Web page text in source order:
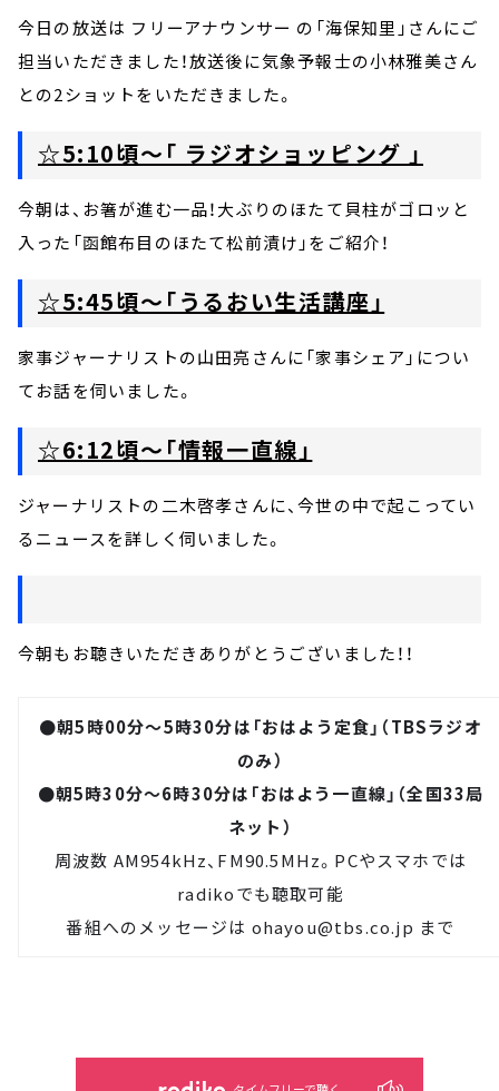
今日の放送は フリーアナウンサー の「海保知里」さんにご
担当いただきました！放送後に気象予報士の小林雅美さん
との2ショットをいただきました。
☆5:10頃～「 ラジオショッピング 」
今朝は、お箸が進む一品！大ぶりのほたて貝柱がゴロッと
入った「函館布目のほたて松前漬け」をご紹介！
☆5:45頃～「うるおい生活講座」
家事ジャーナリストの山田亮さんに「家事シェア」につい
てお話を伺いました。
☆6:12頃～「情報一直線」
ジャーナリストの二木啓孝さんに、今世の中で起こってい
るニュースを詳しく伺いました。
今朝もお聴きいただきありがとうございました！！
●朝5時00分～5時30分は「おはよう定食」（TBSラジオ
のみ）
●朝5時30分～6時30分は「おはよう一直線」（全国33局
ネット）
周波数 AM954kHz、FM90.5MHz。PCやスマホでは
radikoでも聴取可能
番組へのメッセージは ohayou@tbs.co.jp まで